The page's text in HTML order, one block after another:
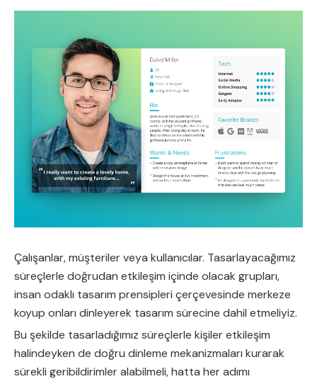
Çalışanlar, müşteriler veya kullanıcılar. Tasarlayacağımız
süreçlerle doğrudan etkileşim içinde olacak grupları,
insan odaklı tasarım prensipleri çerçevesinde merkeze
koyup onları dinleyerek tasarım sürecine dahil etmeliyiz.
Bu şekilde tasarladığımız süreçlerle kişiler etkileşim
halindeyken de doğru dinleme mekanizmaları kurarak
sürekli geribildirimler alabilmeli, hatta her adımı